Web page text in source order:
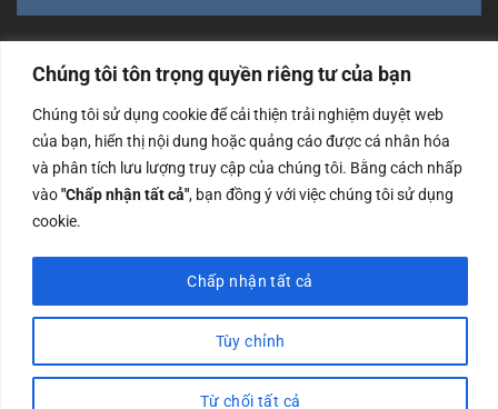
Chúng tôi tôn trọng quyền riêng tư của bạn
Chúng tôi sử dụng cookie để cải thiện trải nghiệm duyệt web
của bạn, hiển thị nội dung hoặc quảng cáo được cá nhân hóa
và phân tích lưu lượng truy cập của chúng tôi. Bằng cách nhấp
vào"Chấp nhận tất cả", bạn đồng ý với việc chúng tôi sử dụng
cookie.
Tùy chỉnh
Từ chối tất cả
Chấp nhận tất cả
Công ty TNHH Nam Bình Xương - Số ĐKKD: 0108783483
cấp ngày 14/06/2019 bởi Sở Kế Hoạch và Đầu Tư Tp. Hà
Nội
Copyrights @2023 Nam Binh Xuong. All Rights Reserved